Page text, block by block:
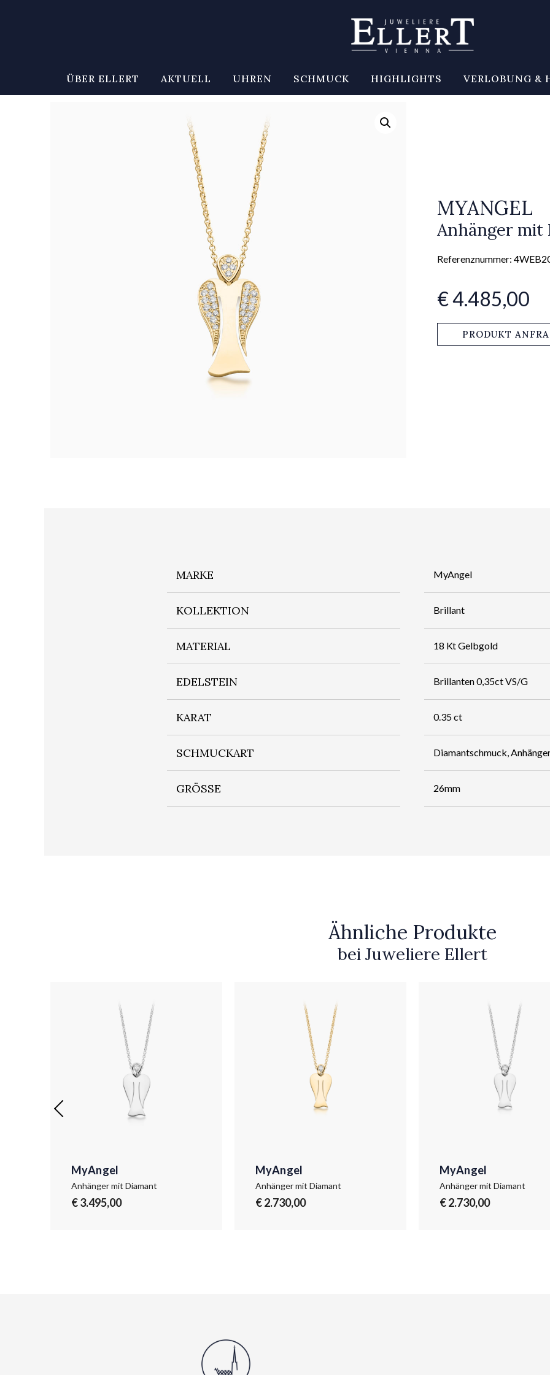
ÜBER ELLERT AKTUELL UHREN SCHMUCK HIGHLIGHTS VERLOBUNG &
MYANGEL
Anhänger mit
Referenznummer:
€ 4.485,00
PRODUKT
MARKE MyAngel
KOLLEKTION Brillant
MATERIAL 18 Kt Gelbgold
EDELSTEIN Brillanten 0,35ct VS/G
KARAT 0.35 ct
SCHMUCKART Diamantschmuck,
GRÖSSE 26mm
Ähnliche Produkte
bei Juweliere Ellert
MyAngel
Anhänger mit Diamant
€ 3.495,00
MyAngel
Anhänger mit Diamant
€ 2.730,00
MyAngel
Anhänger mit Diamant
€ 2.730,00